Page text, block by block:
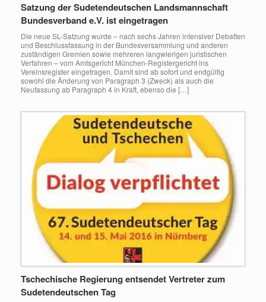
Satzung der Sudetendeutschen Landsmannschaft
Bundesverband e.V. ist eingetragen
Die neue SL-Satzung wurde – nach sechs Jahren intensiver Debatten
und Beschlussfassung in der Bundesversammlung und anderen
zuständigen Gremien sowie mehreren langwierigen juristischen
Verfahren – vom Amtsgericht München-Registergericht ins
Vereinsregister eingetragen. Damit sind ab sofort und endgültig
sowohl die Änderung von Paragraph 3 (Zweck) als auch die
Neufassung ab Paragraph 4 in Kraft, ebenso die […]
Tschechische Regierung entsendet Vertreter zum
Sudetendeutschen Tag